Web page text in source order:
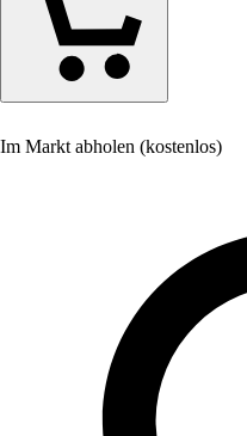
Im Markt abholen (kostenlos)